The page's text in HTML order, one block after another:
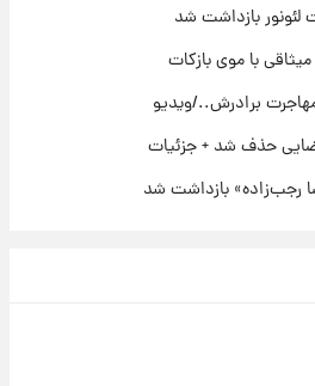
با موی بازکات
برادرش../ویدیو
حذف شد + جزئیات
بازداشت شد